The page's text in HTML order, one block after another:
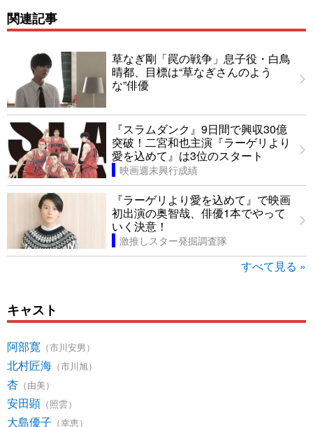
関連記事
草なぎ剛「罠の戦争」息子役・白鳥
晴都、目標は“草なぎさんのよう
な”俳優
『スラムダンク』9日間で興収30億
突破！二宮和也主演『ラーゲリより
愛を込めて』は3位のスタート
映画週末興行成績
『ラーゲリより愛を込めて』で映画
初出演の奥智哉、俳優1本でやって
いく決意！
激推しスター発掘調査隊
すべて見る »
キャスト
阿部寛 （市川安男）
北村匠海 （市川旭）
杏 （由美）
安田顕 （照雲）
大島優子 （幸恵）